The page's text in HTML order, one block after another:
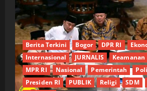
Berita Terkini Bogor DPR RI
Internasional
JURNALIS Keamanan
MPR RI
Nasional Pemerintah
Presiden RI
PUBLIK Religi SDM